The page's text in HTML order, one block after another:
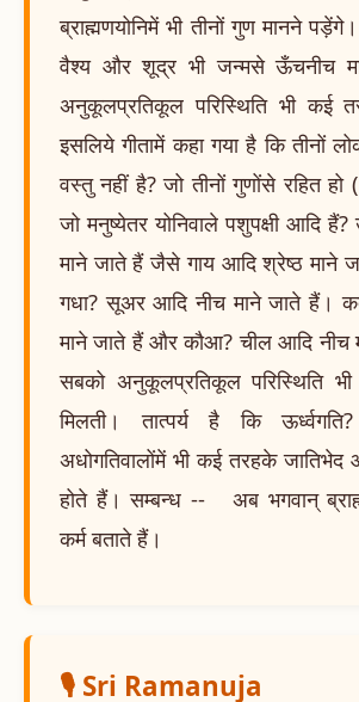
ब्राह्मणयोनिमें भी तीनों गुण मानने
वैश्य और शूद्र भी जन्मसे ऊँचनीच
अनुकूलप्रतिकूल परिस्थिति भी कई
इसलिये गीतामें कहा गया है कि तीनों
वस्तु नहीं है? जो तीनों गुणोंसे रहित
जो मनुष्येतर योनिवाले पशुपक्षी आदि
माने जाते हैं जैसे गाय आदि श्रेष्ठ माने
गधा? सूअर आदि नीच माने जाते हैं।
माने जाते हैं और कौआ? चील आदि नीच
सबको अनुकूलप्रतिकूल परिस्थिति
मिलती। तात्पर्य है कि
अधोगतिवालोंमें भी कई तरहके जातिभेद
होते हैं। सम्बन्ध -- अब भगवान्
कर्म बताते हैं।
🎙️ Sri Ramanuja